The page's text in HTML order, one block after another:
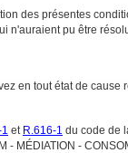
des présentes
n'auraient pu être
en tout état de
et R.616-1 du code de
- MÉDIATION -